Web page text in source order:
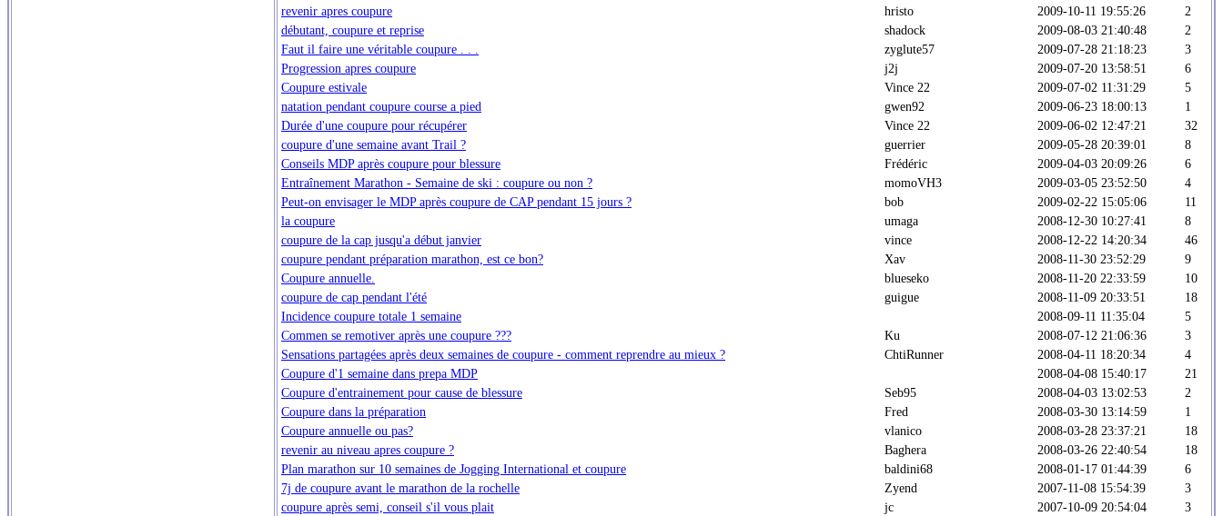
revenir apres coupure
hristo 2009-10-11 19:55:26
2
débutant, coupure et reprise
shadock 2009-08-03 21:40:48
2
Faut il faire une véritable coupure . . .
zyglute57 2009-07-28 21:18:23
3
Progression apres coupure
j2j 2009-07-20 13:58:51
6
Coupure estivale
Vince 22 2009-07-02 11:31:29
5
natation pendant coupure course a pied
gwen92 2009-06-23 18:00:13
1
Durée d'une coupure pour récupérer
Vince 22 2009-06-02 12:47:21
32
coupure d'une semaine avant Trail ?
guerrier 2009-05-28 20:39:01
8
Conseils MDP après coupure pour blessure
Frédéric 2009-04-03 20:09:26
6
Entraînement Marathon - Semaine de ski : coupure ou non ?
momoVH3 2009-03-05 23:52:50
4
Peut-on envisager le MDP après coupure de CAP pendant 15 jours ?
bob 2009-02-22 15:05:06
11
la coupure
umaga 2008-12-30 10:27:41
8
coupure de la cap jusqu'a début janvier
vince 2008-12-22 14:20:34
46
coupure pendant préparation marathon, est ce bon?
Xav 2008-11-30 23:52:29
9
Coupure annuelle.
blueseko 2008-11-20 22:33:59
10
coupure de cap pendant l'été
guigue 2008-11-09 20:33:51
18
Incidence coupure totale 1 semaine
2008-09-11 11:35:04
5
Commen se remotiver après une coupure ???
Ku 2008-07-12 21:06:36
3
Sensations partagées après deux semaines de coupure - comment reprendre au mieux ?
ChtiRunner 2008-04-11 18:20:34
4
Coupure d'1 semaine dans prepa MDP
2008-04-08 15:40:17
21
Coupure d'entrainement pour cause de blessure
Seb95 2008-04-03 13:02:53
2
Coupure dans la préparation
Fred 2008-03-30 13:14:59
1
Coupure annuelle ou pas?
vlanico 2008-03-28 23:37:21
18
revenir au niveau apres coupure ?
Baghera 2008-03-26 22:40:54
18
Plan marathon sur 10 semaines de Jogging International et coupure
baldini68 2008-01-17 01:44:39
6
7j de coupure avant le marathon de la rochelle
Zyend 2007-11-08 15:54:39
3
coupure après semi, conseil s'il vous plait
jc 2007-10-09 20:54:04
3